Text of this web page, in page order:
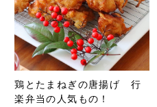
鶏とたまねぎの唐揚げ 行
楽弁当の人気もの！